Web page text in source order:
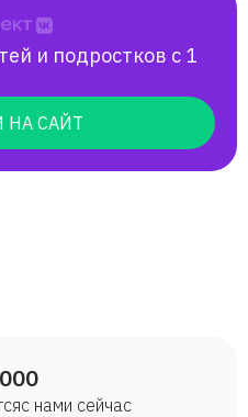
и подростков с 1
НА САЙТ
с нами сейчас